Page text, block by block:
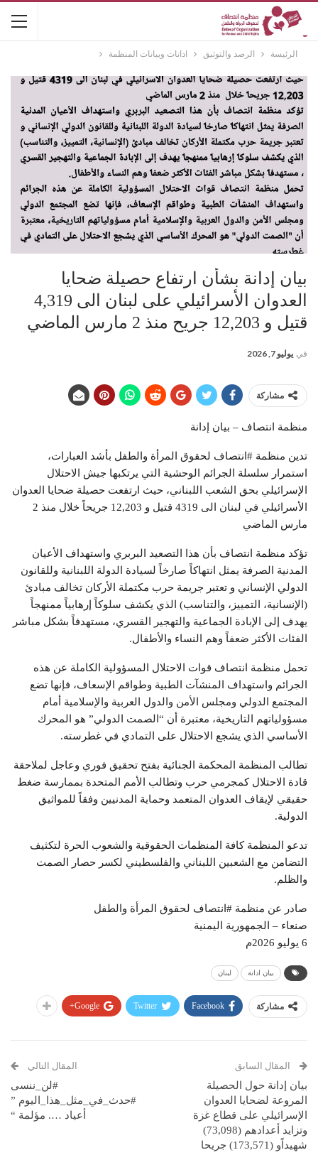
الرئيسة الرصد والتوثيق ادانات وبيانات المنظمة
بيان إدانة بشأن ارتفاع حصيلة ضحايا
العدوان الأسرائيلي على لبنان الى 4,319
قتيل و 12,203 جريح منذ 2 مارس الماضي
في يوليو 7, 2026
مشاركة
منظمة انتصاف – بيان إدانة
تدين منظمة #انتصاف لحقوق المرأة والطفل بأشد العبارات،
استمرار سلسلة الجرائم الوحشية التي يرتكبها جيش الاحتلال
الإسرائيلي بحق الشعب اللبناني، حيث ارتفعت حصيلة ضحايا العدوان
الأسرائيلي في لبنان الى 4319 قتيل و 12,203 جريحاً خلال منذ 2
مارس الماضي
تؤكد منظمة انتصاف بأن هذا التصعيد البربري واستهداف الأعيان
المدنية الصرفة يمثل انتهاكاً صارخاً لسيادة الدولة اللبنانية وللقانون
الدولي الإنساني و تعتبر جريمة حرب مكتملة الأركان تخالف مبادئ
(الإنسانية، التمييز، والتناسب) الذي يكشف سلوكاً إرهابياً ممنهجاً
يهدف إلى الإبادة الجماعية والتهجير القسري، مستهدفاً بشكل مباشر
الفئات الأكثر ضعفاً وهم النساء والأطفال.
تحمل منظمة انتصاف قوات الاحتلال المسؤولية الكاملة عن هذه
الجرائم واستهداف المنشآت الطبية وطواقم الإسعاف، فإنها تضع
المجتمع الدولي ومجلس الأمن والدول العربية والإسلامية أمام
مسؤولياتهم التاريخية، معتبرة أن “الصمت الدولي” هو المحرك
الأساسي الذي يشجع الاحتلال على التمادي في غطرسته.
تطالب المنظمة المحكمة الجنائية بفتح تحقيق فوري وعاجل لملاحقة
قادة الاحتلال كمجرمي حرب وتطالب الأمم المتحدة بممارسة ضغط
حقيقي لإيقاف العدوان المتعمد وحماية المدنيين وفقاً للمواثيق
الدولية.
تدعو المنظمة كافة المنظمات الحقوقية والشعوب الحرة لتكثيف
التضامن مع الشعبين اللبناني والفلسطيني لكسر حصار الصمت
والظلم.
صادر عن منظمة #انتصاف لحقوق المرأة والطفل
صنعاء – الجمهورية اليمنية
6 يوليو 2026م
بيان ادانة لبنان
مشاركة Facebook
Twitter
Google+
المقال السابق
بيان إدانة حول الحصيلة
المروعة لضحايا العدوان
الإسرائيلي على قطاع غزة
وتزايد أعدادهم (73,098)
شهيداًو (173,571) جريحا
المقال التالي
#لن_ننسى
#حدث_في_مثل_هذا_اليوم ”
أعياد …. مؤلمة “